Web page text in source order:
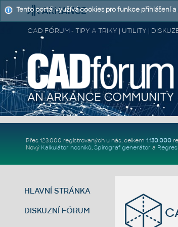
CAD FÓRUM - TIPY A TRIKY | UTILITY |
Přes 123.000 registrovaných u nás, celkem 1.130.000
Nový Kalkulátor nosníků, Spirograf generátor a
HLAVNÍ STRÁNKA
DISKUZNÍ FÓRUM
Tento portál využívá cookies pro funkce přihlášení